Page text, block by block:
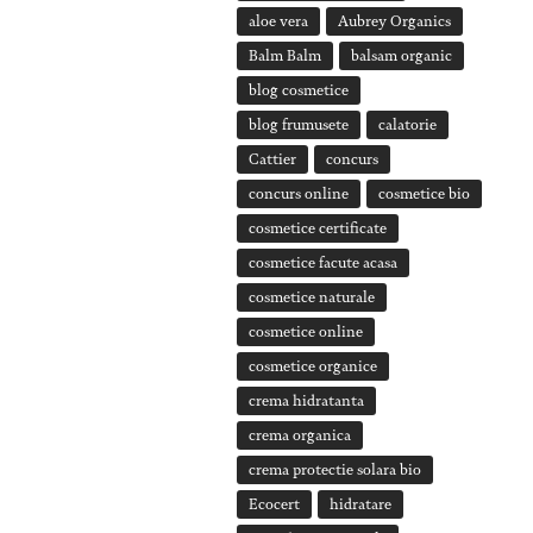
aloe vera Aubrey Organics
Balm Balm balsam organic
blog cosmetice
blog frumusete calatorie
Cattier concurs
concurs online cosmetice bio
cosmetice certificate
cosmetice facute acasa
cosmetice naturale
cosmetice online
cosmetice organice
crema hidratanta
crema organica
crema protectie solara bio
Ecocert hidratare